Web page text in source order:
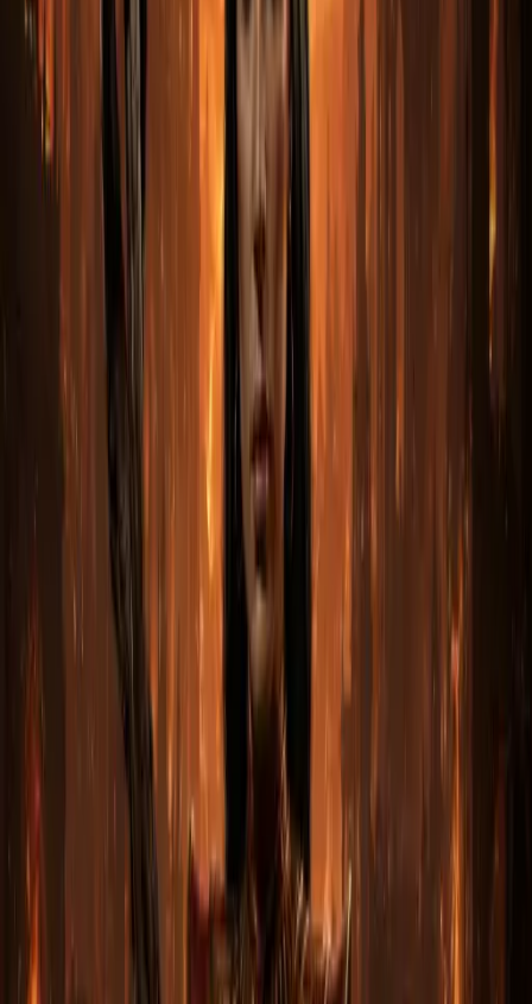
Вздох умирающего
(Breath of the Dying, оружие,
рунное слово (69 ур))
Resurrected. В нашем магазине вы можете купить «
Вздох умирающего
» с моментальной доставкой и
гарантией безопасности аккаунта.
востребован в текущем сезоне и
заметно ускоряет прогресс по эндгейму.
Предмет совместим с большинством мета-сборок
текущего сезона. Если у вас уже есть базовый билд — этот
предмет станет полезным апгрейдом.
Как купить и получить
Оформите заказ на сайте — вы получите письмо с
инструкциями. На PC мы передаём предметы в открытой
сессии (вышлем пароль и код), на консолях — через
приглашение в друзья и совместную игру. Среднее время
5–15 минут
, на редкие наборы — до часа.
передача идёт через стандартные
внутриигровые механики — за 6+ лет работы магазина
никто из клиентов не получал блокировок.
WhatsApp, Telegram, чат на сайте —
отвечаем в любое время. Возврат средств гарантирован,
если по какой-либо причине заказ не будет передан в
течение часа.